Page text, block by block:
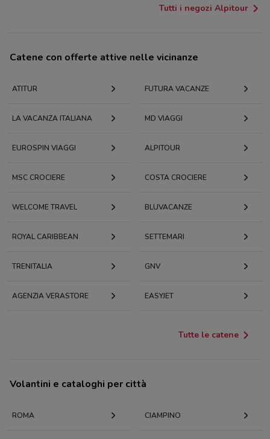
Tutti i negozi Alpitour
Catene con offerte attive nelle vicinanze
ATITUR FUTURA VACANZE
LA VACANZA ITALIANA MD VIAGGI
EUROSPIN VIAGGI ALPITOUR
MSC CROCIERE COSTA CROCIERE
WELCOME TRAVEL BLUVACANZE
ROYAL CARIBBEAN SETTEMARI
TRENITALIA GNV
AGENZIA VERASTORE EASYJET
Tutte le catene
Volantini e cataloghi per città
ROMA CIAMPINO